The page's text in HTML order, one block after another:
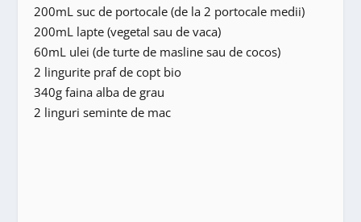
200mL suc de portocale (de la 2 portocale medii)
200mL lapte (vegetal sau de vaca)
60mL ulei (de turte de masline sau de cocos)
2 lingurite praf de copt bio
340g faina alba de grau
2 linguri seminte de mac